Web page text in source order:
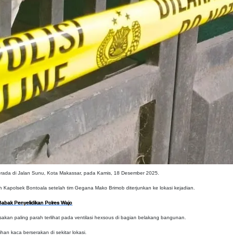
di Jalan Sunu, Kota Makassar, pada Kamis, 18 Desember 2025.
Bontoala setelah tim Gegana Mako Brimob diterjunkan ke lokasi kejadian.
Penyelidikan Polres Wajo
paling parah terlihat pada ventilasi hexsous di bagian belakang bangunan.
kaca berserakan di sekitar lokasi.